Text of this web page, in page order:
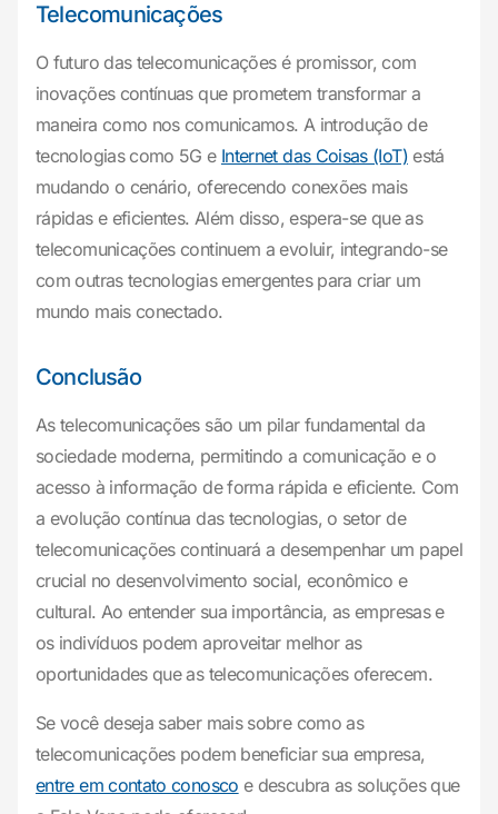
Telecomunicações
O futuro das telecomunicações é promissor, com
inovações contínuas que prometem transformar a
maneira como nos comunicamos. A introdução de
tecnologias como 5G e Internet das Coisas (IoT)está
mudando o cenário, oferecendo conexões mais
rápidas e eficientes. Além disso, espera-se que as
telecomunicações continuem a evoluir, integrando-se
com outras tecnologias emergentes para criar um
mundo mais conectado.
Conclusão
As telecomunicações são um pilar fundamental da
sociedade moderna, permitindo a comunicação e o
acesso à informação de forma rápida e eficiente. Com
a evolução contínua das tecnologias, o setor de
telecomunicações continuará a desempenhar um papel
crucial no desenvolvimento social, econômico e
cultural. Ao entender sua importância, as empresas e
os indivíduos podem aproveitar melhor as
oportunidades que as telecomunicações oferecem.
Se você deseja saber mais sobre como as
telecomunicações podem beneficiar sua empresa,
entre em contato conosco e descubra as soluções que